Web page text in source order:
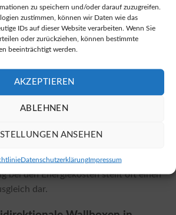
zu speichern und/oder darauf zuzugreifen.
zustimmen, können wir Daten wie das
IDs auf dieser Website verarbeiten. Wenn Sie
oder zurückziehen, können bestimmte
beeinträchtigt werden.
AKZEPTIEREN
ABLEHNEN
ANSEHEN
DatenschutzerklärungImpressum
Wallboxen kaufen
Installation? Wovon hängen
einer bidirektionalen
gewählten Modell und den örtlichen
können die Preise beeinflussen. Die
herkömmlichen Wallbox, doch die
bei den Energiekosten stellt oft einen
dar.